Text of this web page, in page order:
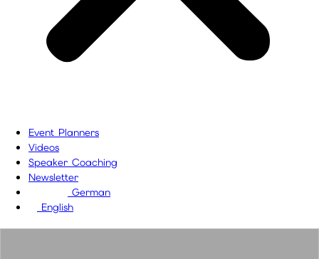
Event Planners
Videos
Speaker Coaching
Newsletter
German
English